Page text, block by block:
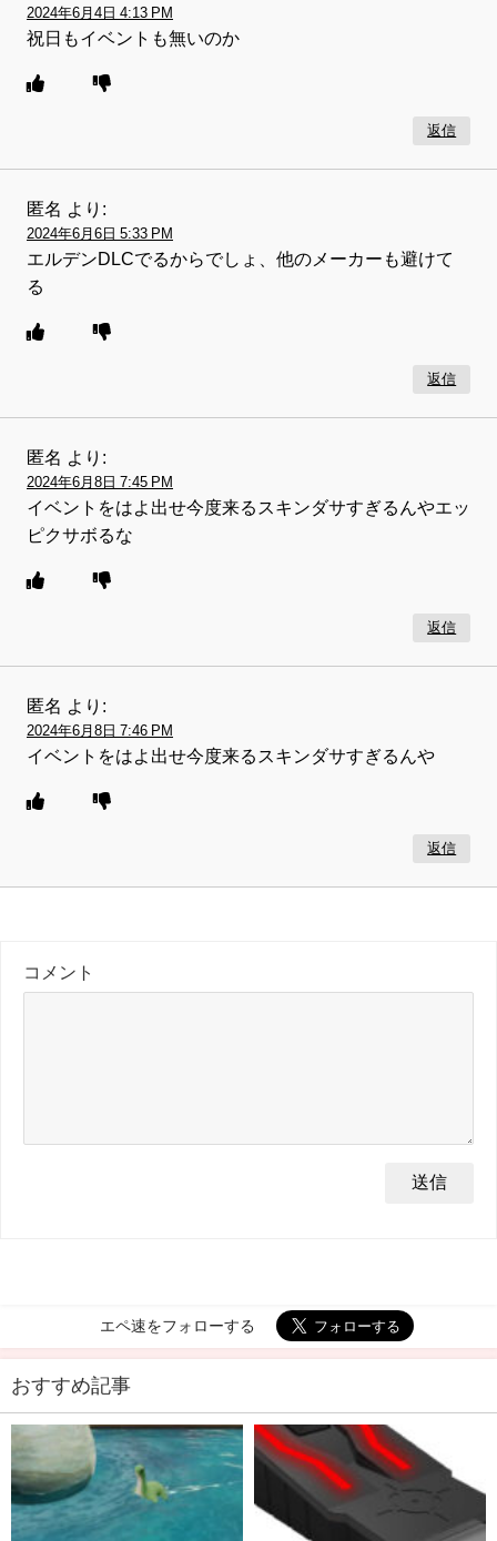
2024年6月4日 4:13 PM
祝日もイベントも無いのか
返信
匿名 より:
2024年6月6日 5:33 PM
エルデンDLCでるからでしょ、他のメーカーも避けて
る
返信
匿名 より:
2024年6月8日 7:45 PM
イベントをはよ出せ今度来るスキンダサすぎるんやエッ
ピクサボるな
返信
匿名 より:
2024年6月8日 7:46 PM
イベントをはよ出せ今度来るスキンダサすぎるんや
返信
コメント
エペ速をフォローする
おすすめ記事